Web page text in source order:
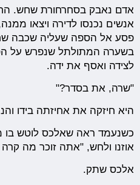
אדם נאבק בסחרחורת שחש.
אנשים נכנסו לדירה ויצאו
פסע אל הספה שעליה שכבה
בשערה המתולתל שנפרש על
לצידה ואסף את ידה.
"שרה, את בסדר?"
היא חיזקה את אחיזתה בידו
כשנעמד ראה שאלכס לוטש בו
אוזנו ולחש, "אתה זוכר מה
אלכס שתק.